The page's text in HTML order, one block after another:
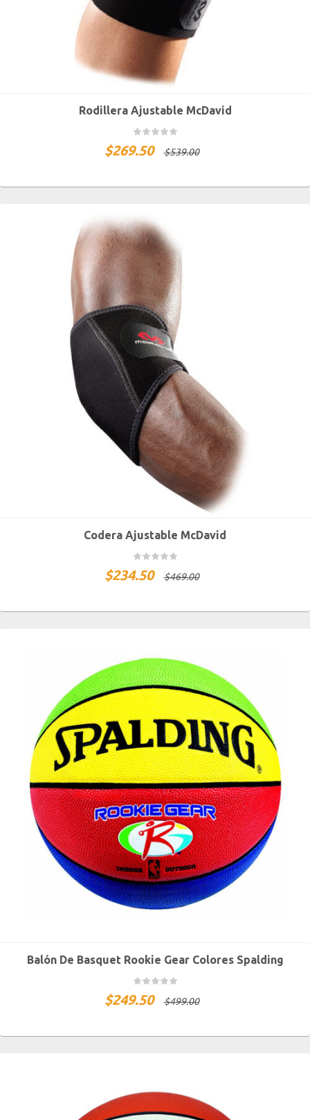
Rodillera Ajustable McDavid
$539.00
$269.50
Codera Ajustable McDavid
$469.00
$234.50
Balón De Basquet Rookie Gear Colores Spalding
$499.00
$249.50